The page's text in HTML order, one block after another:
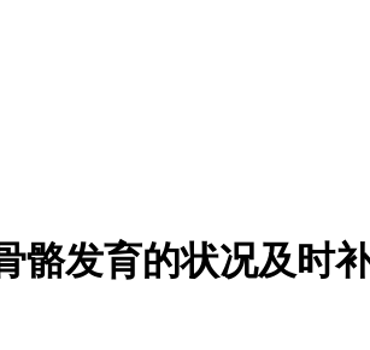
骼发育的状况及时